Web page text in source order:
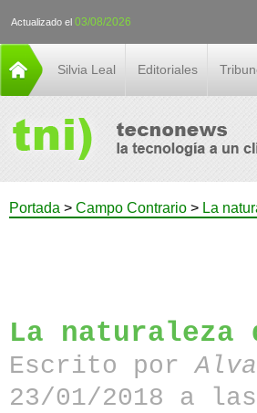
Actualizado el 03/08/2026
Silvia Leal Editoriales
Portada > Campo Contrario > La
La naturaleza
Escrito por
23/01/2018 a